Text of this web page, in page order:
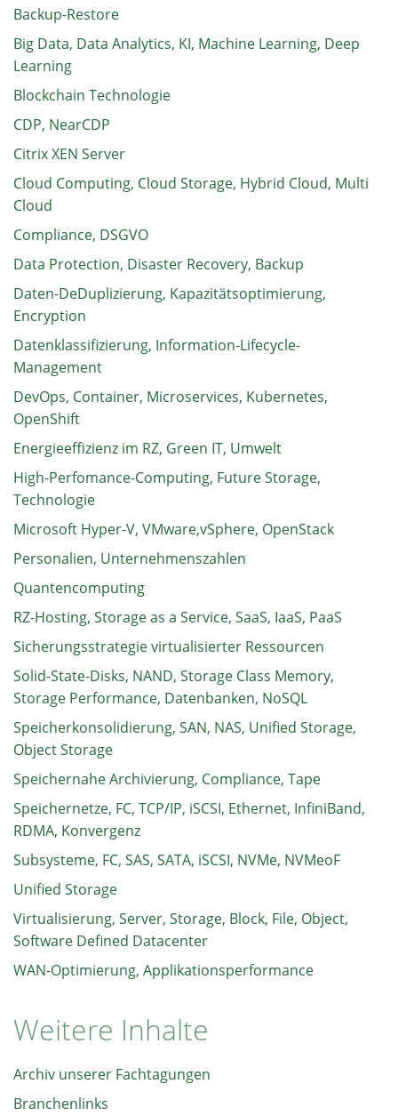
Backup-Restore
Big Data, Data Analytics, KI, Machine Learning, Deep
Learning
Blockchain Technologie
CDP, NearCDP
Citrix XEN Server
Cloud Computing, Cloud Storage, Hybrid Cloud, Multi
Cloud
Compliance, DSGVO
Data Protection, Disaster Recovery, Backup
Daten-DeDuplizierung, Kapazitätsoptimierung,
Encryption
Datenklassifizierung, Information-Lifecycle-
Management
DevOps, Container, Microservices, Kubernetes,
OpenShift
Energieeffizienz im RZ, Green IT, Umwelt
High-Perfomance-Computing, Future Storage,
Technologie
Microsoft Hyper-V, VMware,vSphere, OpenStack
Personalien, Unternehmenszahlen
Quantencomputing
RZ-Hosting, Storage as a Service, SaaS, IaaS, PaaS
Sicherungsstrategie virtualisierter Ressourcen
Solid-State-Disks, NAND, Storage Class Memory,
Storage Performance, Datenbanken, NoSQL
Speicherkonsolidierung, SAN, NAS, Unified Storage,
Object Storage
Speichernahe Archivierung, Compliance, Tape
Speichernetze, FC, TCP/IP, iSCSI, Ethernet, InfiniBand,
RDMA, Konvergenz
Subsysteme, FC, SAS, SATA, iSCSI, NVMe, NVMeoF
Unified Storage
Virtualisierung, Server, Storage, Block, File, Object,
Software Defined Datacenter
WAN-Optimierung, Applikationsperformance
Weitere Inhalte
Archiv unserer Fachtagungen
Branchenlinks